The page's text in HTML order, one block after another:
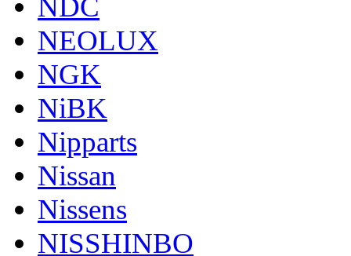
NDC
NEOLUX
NGK
NiBK
Nipparts
Nissan
Nissens
NISSHINBO